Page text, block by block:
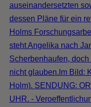
auseinandersetzten
dessen Pläne für ein
Holms
steht Angelika nach
Scherbenhaufen,
nicht glauben.Im Bild:
Holm). SENDUNG:
UHR. -